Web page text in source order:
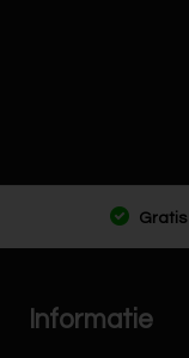
Gratis
Informatie